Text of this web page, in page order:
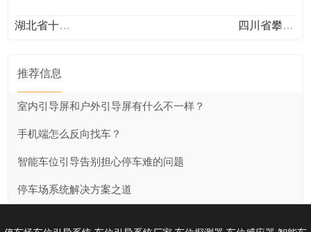
湖北省十堰市郧阳区解放路新天地小区 四川省攀枝花市益康街中心医院
推荐信息
室内引导屏和户外引导屏有什么不一样？
手机端怎么反向找车？
智能车位引导告别担心停车难的问题
停车场系统解决方案之道